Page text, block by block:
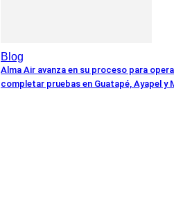
Blog
Alma Air avanza en su proceso para
completar pruebas en Guatapé, Ayapel y